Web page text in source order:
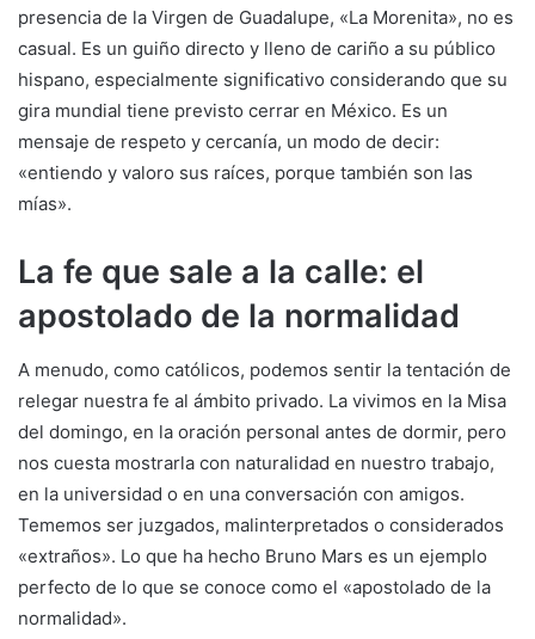
presencia de la Virgen de Guadalupe, «La Morenita», no es
casual. Es un guiño directo y lleno de cariño a su público
hispano, especialmente significativo considerando que su
gira mundial tiene previsto cerrar en México. Es un
mensaje de respeto y cercanía, un modo de decir:
«entiendo y valoro sus raíces, porque también son las
mías».
La fe que sale a la calle: el
apostolado de la normalidad
A menudo, como católicos, podemos sentir la tentación de
relegar nuestra fe al ámbito privado. La vivimos en la Misa
del domingo, en la oración personal antes de dormir, pero
nos cuesta mostrarla con naturalidad en nuestro trabajo,
en la universidad o en una conversación con amigos.
Tememos ser juzgados, malinterpretados o considerados
«extraños». Lo que ha hecho Bruno Mars es un ejemplo
perfecto de lo que se conoce como el «apostolado de la
normalidad».